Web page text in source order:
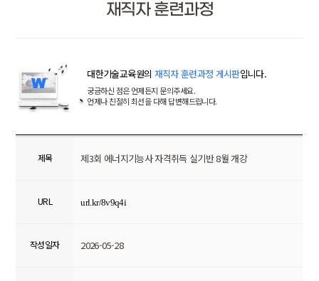
재직자 훈련과정
대한기술교육원의 재직자 훈련과정 게시판입니다.
궁금하신 점은 언제든지 문의주세요.
언제나 친절히 최선을 다해 답변해드립니다.
제목 제3회 에너지기능사 자격취득 실기반 8월 개강
URL url.kr/8v9q4i
작성일자 2026-05-28